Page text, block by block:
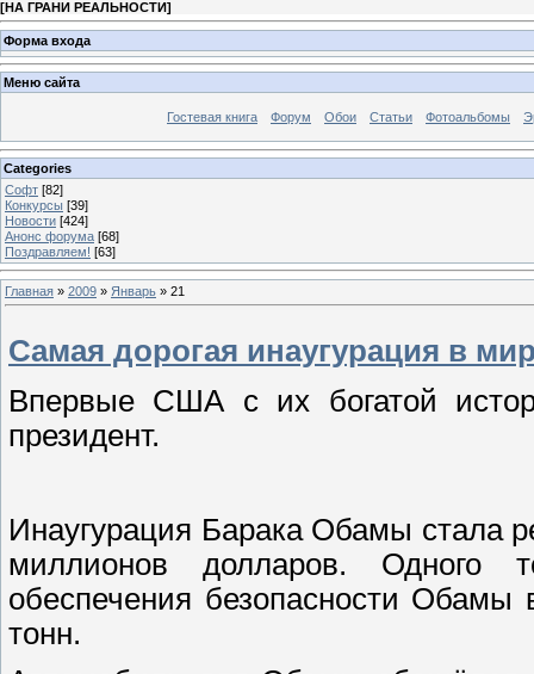
[НА ГРАНИ РЕАЛЬНОСТИ]
Форма входа
Меню сайта
Гостевая книга Форум Обои Статьи Фотоальбомы
Categories
Софт [82]
Конкурсы [39]
Новости [424]
Анонс форума [68]
Поздравляем! [63]
Главная » 2009 » Январь » 21
Самая дорогая инаугурация в
Впервые США с их богатой
президент.
Инаугурация Барака Обамы стала
миллионов долларов. Одного
обеспечения безопасности
тонн.